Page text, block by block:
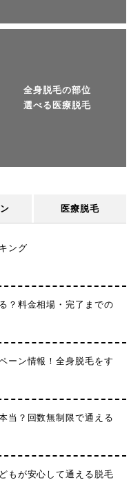
全身脱毛の部位
選べる医療脱毛
医療脱毛
ング
？料金相場・完了までの
ーン情報！全身脱毛をす
当？回数無制限で通える
もが安心して通える脱毛